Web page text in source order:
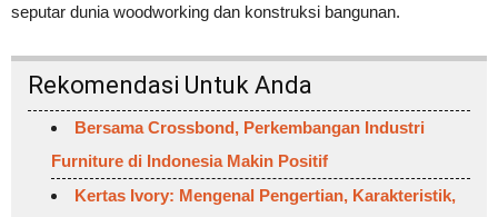
seputar dunia woodworking dan konstruksi bangunan.
Rekomendasi Untuk Anda
Bersama Crossbond, Perkembangan Industri
Furniture di Indonesia Makin Positif
Kertas Ivory: Mengenal Pengertian, Karakteristik,